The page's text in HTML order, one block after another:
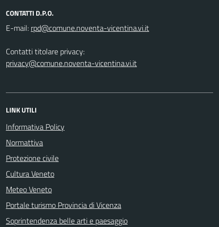
CONTATTI D.P.O.
E-mail:
Contatti titolare privacy:
privacy@comune.noventa-vicentina.vi.it
LINK UTILI
Informativa Policy
Normattiva
Protezione civile
Cultura Veneto
Meteo Veneto
Portale turismo Provincia di Vicenza
Soprintendenza belle arti e paesaggio